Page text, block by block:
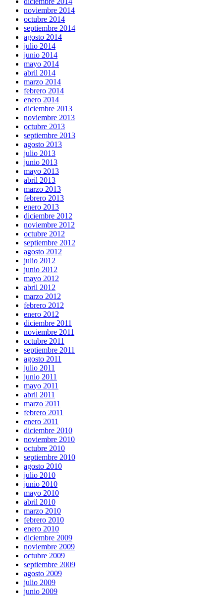
noviembre 2014
octubre 2014
septiembre 2014
agosto 2014
julio 2014
junio 2014
mayo 2014
abril 2014
marzo 2014
febrero 2014
enero 2014
diciembre 2013
noviembre 2013
octubre 2013
septiembre 2013
agosto 2013
julio 2013
junio 2013
mayo 2013
abril 2013
marzo 2013
febrero 2013
enero 2013
diciembre 2012
noviembre 2012
octubre 2012
septiembre 2012
agosto 2012
julio 2012
junio 2012
mayo 2012
abril 2012
marzo 2012
febrero 2012
enero 2012
diciembre 2011
noviembre 2011
octubre 2011
septiembre 2011
agosto 2011
julio 2011
junio 2011
mayo 2011
abril 2011
marzo 2011
febrero 2011
enero 2011
diciembre 2010
noviembre 2010
octubre 2010
septiembre 2010
agosto 2010
julio 2010
junio 2010
mayo 2010
abril 2010
marzo 2010
febrero 2010
enero 2010
diciembre 2009
noviembre 2009
octubre 2009
septiembre 2009
agosto 2009
julio 2009
junio 2009